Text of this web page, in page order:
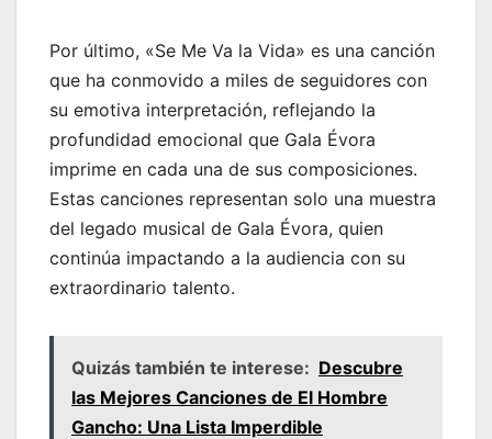
Por último, «Se Me Va la Vida» es una canción
que ha conmovido a miles de seguidores con
su emotiva interpretación, reflejando la
profundidad emocional que Gala Évora
imprime en cada una de sus composiciones.
Estas canciones representan solo una muestra
del legado musical de Gala Évora, quien
continúa impactando a la audiencia con su
extraordinario talento.
Quizás también te interese: Descubre
las Mejores Canciones de El Hombre
Gancho: Una Lista Imperdible